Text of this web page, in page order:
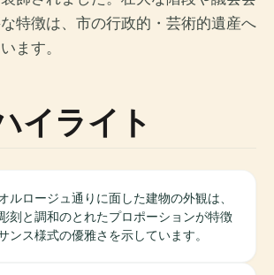
特徴は、市の行政的・芸術的遺産へ
ます。
イライト
ルロージュ通りに面した建物の外観は、
刻と調和のとれたプロポーションが特徴
ンス様式の優雅さを示しています。